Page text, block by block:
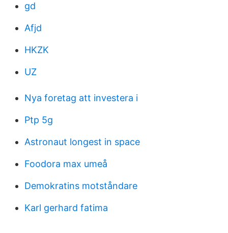
gd
Afjd
HKZK
UZ
Nya foretag att investera i
Ptp 5g
Astronaut longest in space
Foodora max umeå
Demokratins motståndare
Karl gerhard fatima